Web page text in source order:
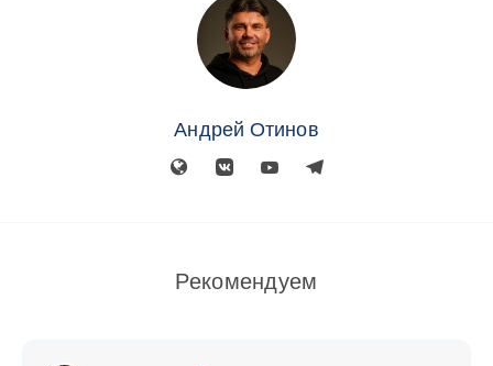
Андрей Отинов
Рекомендуем